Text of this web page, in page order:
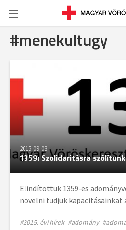
#menekultugy
2015-09-03
1359: Szolidaritásra
Elindítottuk 1359-es
növelni tudjuk kapacitásainkat
#2015. évi hírek #adomány